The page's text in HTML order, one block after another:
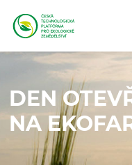
DEN
NA